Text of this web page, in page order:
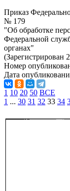
Приказ
№ 179
"Об обработке
Федеральной
органах"
(Зарегистрирован
Номер
Дата
1 10 20 50 ВСЕ
1 ... 30 31 32 33 34